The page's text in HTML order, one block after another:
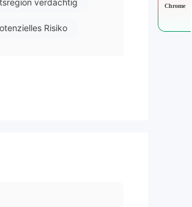
verdächtig
Risiko
Chrome